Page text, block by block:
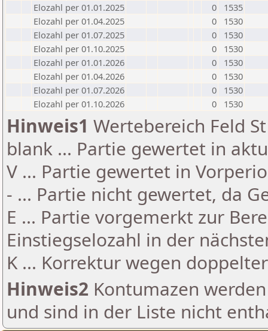
Elozahl per 01.01.2025
0
1535
Elozahl per 01.04.2025
0
1530
Elozahl per 01.07.2025
0
1530
Elozahl per 01.10.2025
0
1530
Elozahl per 01.01.2026
0
1530
Elozahl per 01.04.2026
0
1530
Elozahl per 01.07.2026
0
1530
Elozahl per 01.10.2026
0 1530
Hinweis1 Wertebereich Feld
blank ... Partie gewertet in
V ... Partie gewertet in
- ... Partie nicht gewertet, da
E ... Partie vorgemerkt zur
Einstiegselozahl in der
K ... Korrektur wegen
Hinweis2 Kontumazen
und sind in der Liste nicht